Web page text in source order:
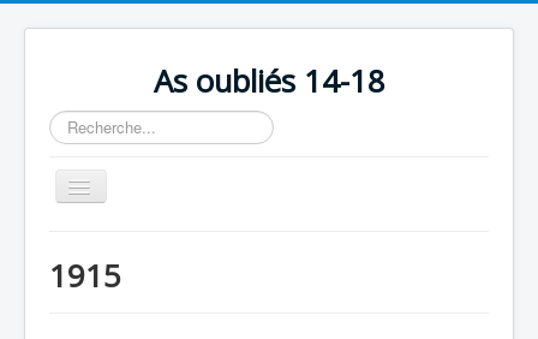
As oubliés 14-18
Rechercher
Basculer
la
Chronologie
1915